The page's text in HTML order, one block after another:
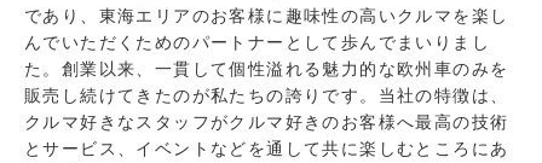
であり、東海エリアのお客様に趣味性の高いクルマを楽し
んでいただくためのパートナーとして歩んでまいりまし
た。創業以来、一貫して個性溢れる魅力的な欧州車のみを
販売し続けてきたのが私たちの誇りです。当社の特徴は、
クルマ好きなスタッフがクルマ好きのお客様へ最高の技術
とサービス、イベントなどを通して共に楽しむところにあ